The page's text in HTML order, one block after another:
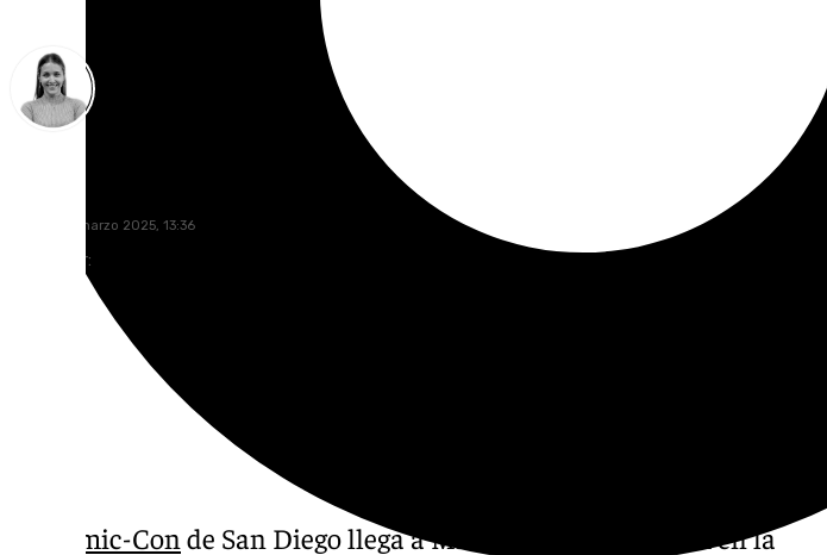
martes, 11 marzo 2025, 13:36
Compartir:
Cómic-Con de San Diego llega a Málaga por primera vez en la